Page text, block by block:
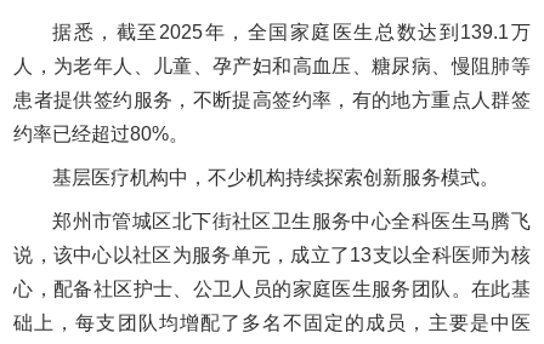
据悉，截至2025年，全国家庭医生总数达到139.1万
人，为老年人、儿童、孕产妇和高血压、糖尿病、慢阻肺等
患者提供签约服务，不断提高签约率，有的地方重点人群签
约率已经超过80%。
基层医疗机构中，不少机构持续探索创新服务模式。
郑州市管城区北下街社区卫生服务中心全科医生马腾飞
说，该中心以社区为服务单元，成立了13支以全科医师为核
心，配备社区护士、公卫人员的家庭医生服务团队。在此基
础上，每支团队均增配了多名不固定的成员，主要是中医